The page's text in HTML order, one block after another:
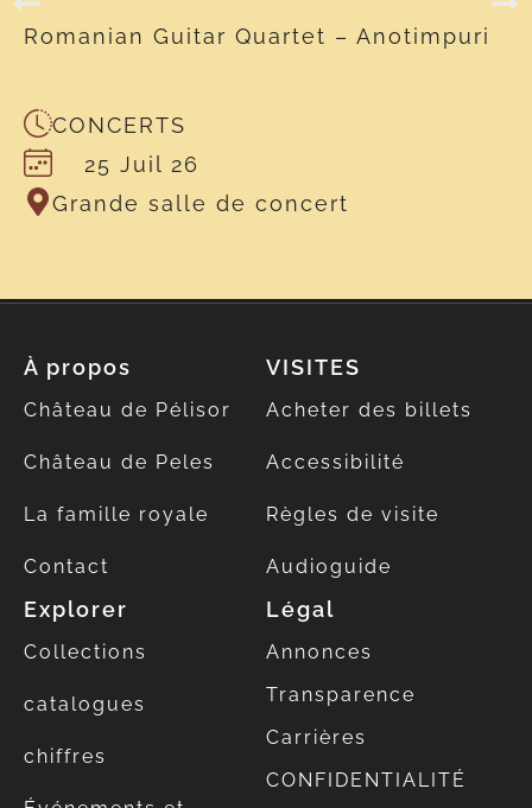
Romanian Guitar Quartet – Anotimpuri
CONCERTS
25 Juil 26
Grande salle de concert
À propos
Château de Pélisor
Château de Peles
La famille royale
Contact
VISITES
Acheter des billets
Accessibilité
Règles de visite
Audioguide
Explorer
Collections
catalogues
chiffres
Légal
Annonces
Transparence
Carrières
CONFIDENTIALITÉ